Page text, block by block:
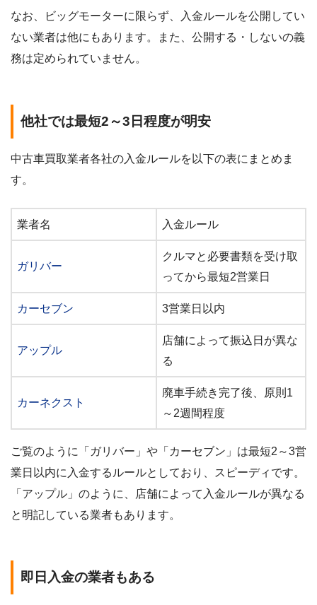
なお、ビッグモーターに限らず、入金ルールを公開してい
ない業者は他にもあります。また、公開する・しないの義
務は定められていません。
他社では最短2～3日程度が明安
中古車買取業者各社の入金ルールを以下の表にまとめま
す。
業者名 入金ルール
ガリバー
クルマと必要書類を受け取
ってから最短2営業日
カーセブン 3営業日以内
アップル
店舗によって振込日が異な
る
カーネクスト
廃車手続き完了後、原則1
～2週間程度
ご覧のように「ガリバー」や「カーセブン」は最短2～3営
業日以内に入金するルールとしており、スピーディです。
「アップル」のように、店舗によって入金ルールが異なる
と明記している業者もあります。
即日入金の業者もある